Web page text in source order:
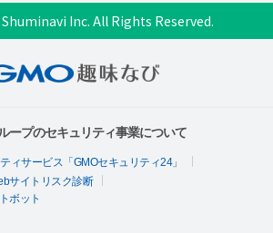
Inc. All Rights Reserved.